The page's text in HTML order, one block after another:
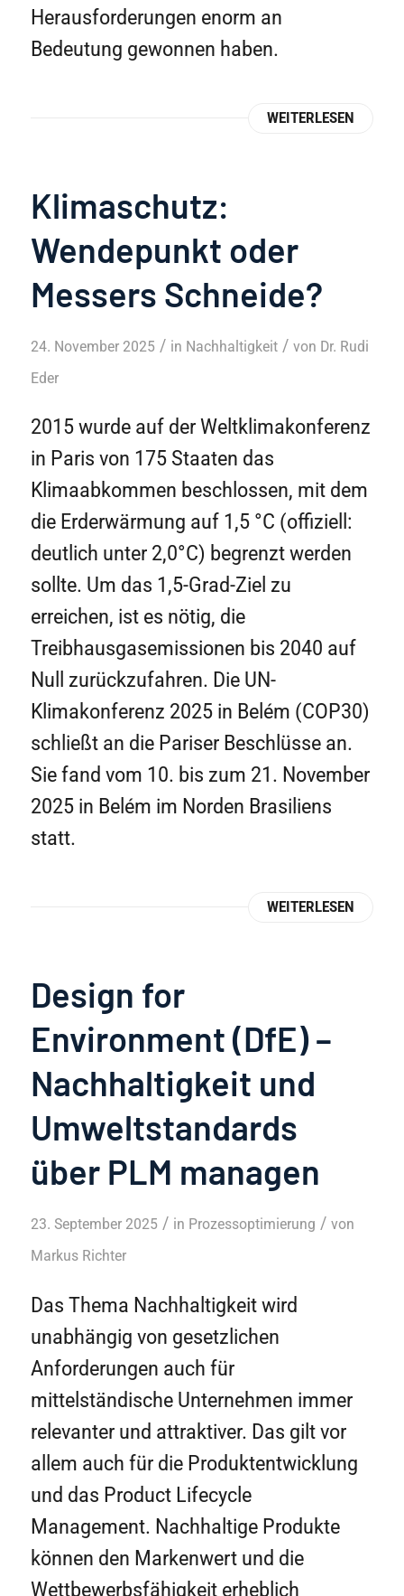
Herausforderungen enorm an
Bedeutung gewonnen haben.
WEITERLESEN
Klimaschutz:
Wendepunkt oder
Messers Schneide?
24. November 2025 / in Nachhaltigkeit / von Dr. Rudi
Eder
2015 wurde auf der Weltklimakonferenz
in Paris von 175 Staaten das
Klimaabkommen beschlossen, mit dem
die Erderwärmung auf 1,5 °C (offiziell:
deutlich unter 2,0°C) begrenzt werden
sollte. Um das 1,5-Grad-Ziel zu
erreichen, ist es nötig, die
Treibhausgasemissionen bis 2040 auf
Null zurückzufahren. Die UN-
Klimakonferenz 2025 in Belém (COP30)
schließt an die Pariser Beschlüsse an.
Sie fand vom 10. bis zum 21. November
2025 in Belém im Norden Brasiliens
statt.
WEITERLESEN
Design for
Environment (DfE) –
Nachhaltigkeit und
Umweltstandards
über PLM managen
23. September 2025 / in Prozessoptimierung / von
Markus Richter
Das Thema Nachhaltigkeit wird
unabhängig von gesetzlichen
Anforderungen auch für
mittelständische Unternehmen immer
relevanter und attraktiver. Das gilt vor
allem auch für die Produktentwicklung
und das Product Lifecycle
Management. Nachhaltige Produkte
können den Markenwert und die
Wettbewerbsfähigkeit erheblich